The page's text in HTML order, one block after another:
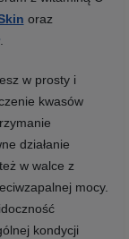
oraz
.
w prosty i
kwasów
działanie
w walce z
mocy.
kondycji